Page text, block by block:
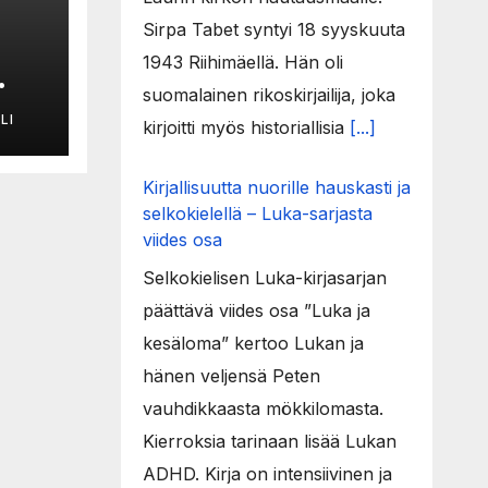
Sirpa Tabet syntyi 18 syyskuuta
1943 Riihimäellä. Hän oli
suomalainen rikoskirjailija, joka
kirjoitti myös historiallisia [...]
Kirjallisuutta nuorille hauskasti ja
selkokielellä – Luka-sarjasta
viides osa
Selkokielisen Luka-kirjasarjan
päättävä viides osa ”Luka ja
kesäloma” kertoo Lukan ja
hänen veljensä Peten
vauhdikkaasta mökkilomasta.
Kierroksia tarinaan lisää Lukan
ADHD. Kirja on intensiivinen ja